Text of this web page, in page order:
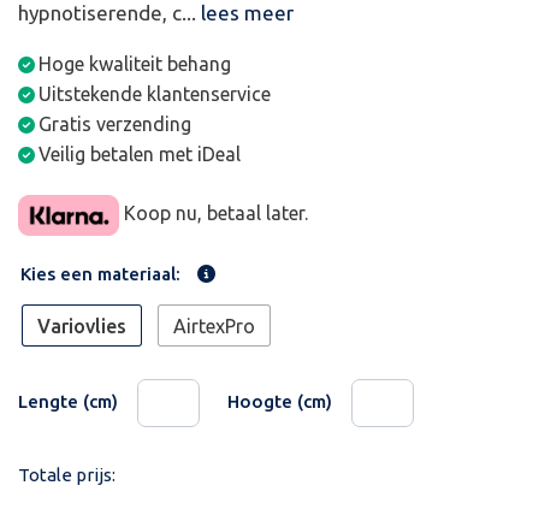
hypnotiserende, c... lees meer
Hoge kwaliteit behang
Uitstekende klantenservice
Gratis verzending
Veilig betalen met iDeal
Koop nu, betaal later.
Kies een materiaal:
Variovlies AirtexPro
Lengte (cm) Hoogte (cm)
Totale prijs: